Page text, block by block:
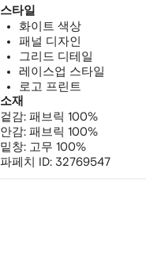
널
스
니
커
즈
스타일
화이트 색상
패널 디자인
그리드 디테일
레이스업 스타일
로고 프린트
소재
겉감: 패브릭 100%
안감: 패브릭 100%
밑창: 고무 100%
파페치 ID: 32769547